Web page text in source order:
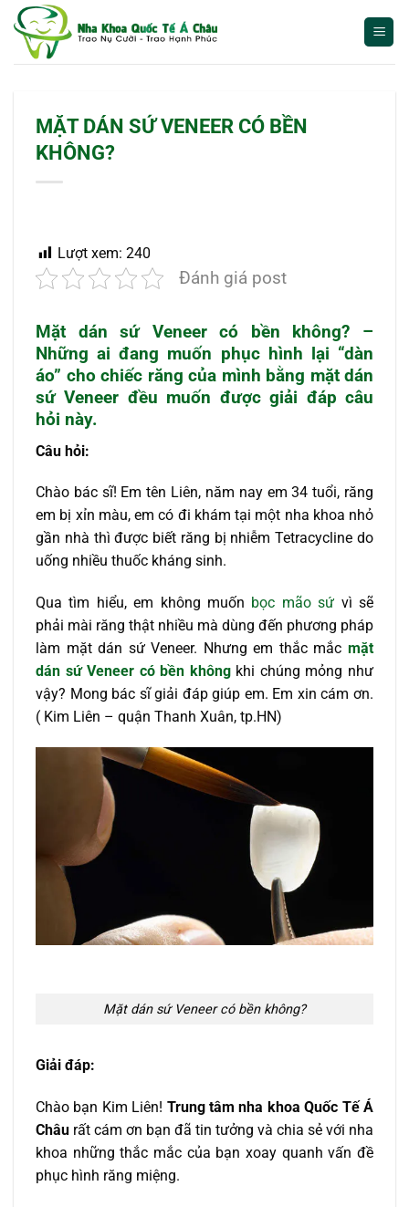
qua
MẶT DÁN SỨ VENEER CÓ BỀN
KHÔNG?
Lượt xem: 240
Đánh giá post
Mặt dán sứ Veneer có bền không? –
Những ai đang muốn phục hình lại “dàn
áo” cho chiếc răng của mình bằng mặt dán
sứ Veneer đều muốn được giải đáp câu
hỏi này.
Câu hỏi:
Chào bác sĩ! Em tên Liên, năm nay em 34 tuổi, răng
em bị xỉn màu, em có đi khám tại một nha khoa nhỏ
gần nhà thì được biết răng bị nhiễm Tetracycline do
uống nhiều thuốc kháng sinh.
Qua tìm hiểu, em không muốn bọc mão sứ vì sẽ
phải mài răng thật nhiều mà dùng đến phương pháp
làm mặt dán sứ Veneer. Nhưng em thắc mắc mặt
dán sứ Veneer có bền khôngkhi chúng mỏng như
vậy? Mong bác sĩ giải đáp giúp em. Em xin cám ơn.
( Kim Liên – quận Thanh Xuân, tp.HN)
Mặt dán sứ Veneer có bền không?
Giải đáp:
Chào bạn Kim Liên! Trung tâm nha khoa Quốc Tế Á
Châu rất cám ơn bạn đã tin tưởng và chia sẻ với nha
khoa những thắc mắc của bạn xoay quanh vấn đề
phục hình răng miệng.